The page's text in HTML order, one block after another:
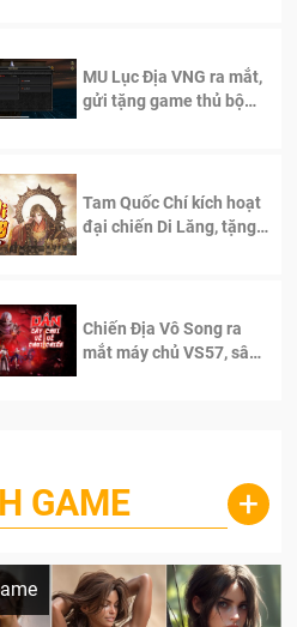
MU Lục Địa VNG ra mắt,
gửi tặng game thủ bộ
Tam Quốc Chí kích hoạt
đại chiến Di Lăng, tặng
Chiến Địa Vô Song ra
mắt máy chủ VS57, sân
GAME +
Croft vừa nóng vừa xinh dưới nét vẽ